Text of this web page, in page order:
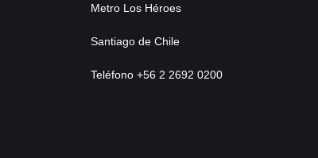
Metro Los Héroes
Santiago de Chile
Teléfono +56 2 2692 0200